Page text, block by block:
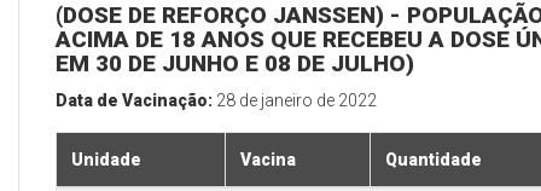
(DOSE DE REFORÇO JANSSEN) -
ACIMA DE 18 ANOS QUE RECEBEU A DOSE
EM 30 DE JUNHO E 08 DE JULHO)
Data de Vacinação: 28 de janeiro de 2022
Unidade Vacina Quantidade